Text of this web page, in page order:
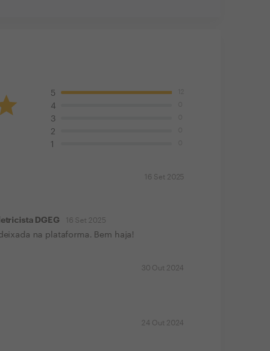
5
4
3
2
1
16 Set 2025
DGEG 16 Set 2025
na plataforma. Bem haja!
30 Out 2024
24 Out 2024